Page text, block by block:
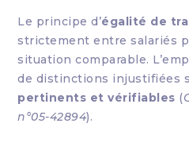
Le principe d’égalité de
strictement entre salariés
situation comparable.
de distinctions injustifiées
pertinents et vérifiables (
n°05-42894).